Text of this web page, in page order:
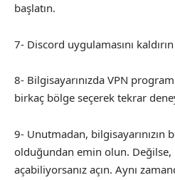
başlatın.
7- Discord uygulamasını
8- Bilgisayarınızda VPN
birkaç bölge seçerek tekrar
9- Unutmadan, bilgisayarınızın
olduğundan emin olun. Değilse,
açabiliyorsanız açın. Aynı